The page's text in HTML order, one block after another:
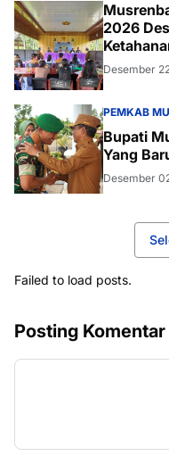
2026
Desember
PEMKAB
Bupati
Yang
Desember
Failed to load posts.
Posting Komentar